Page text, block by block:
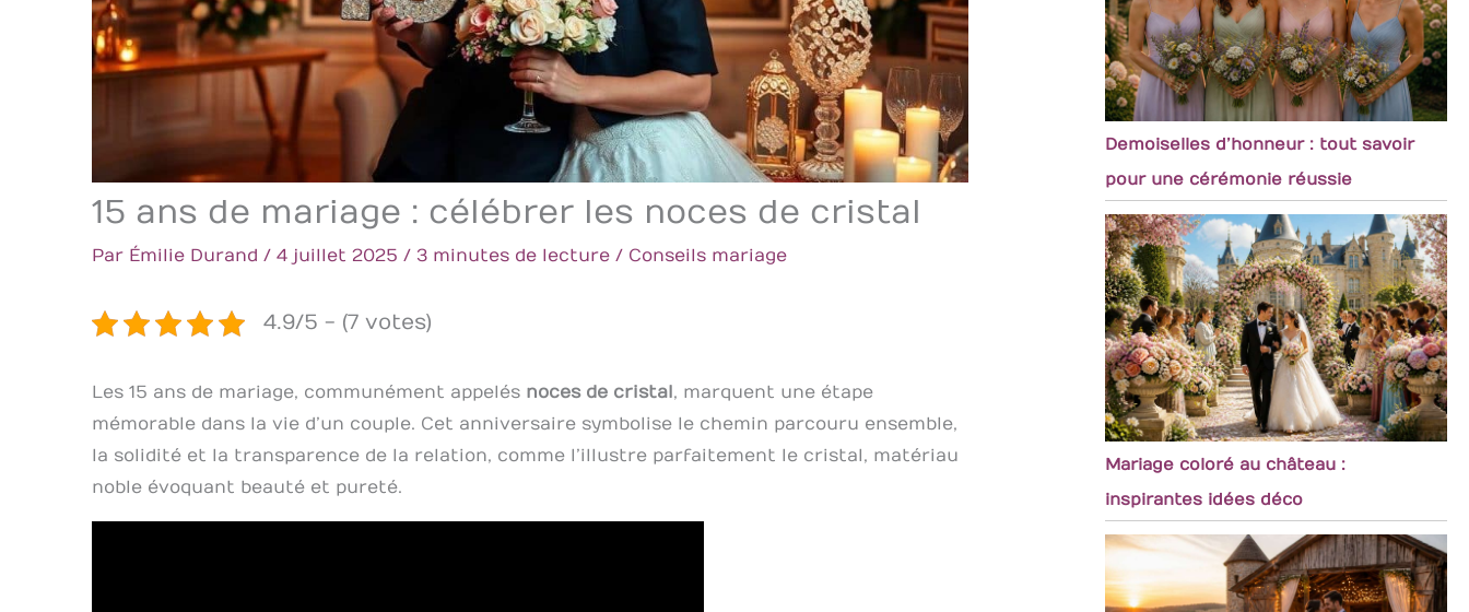
15 ans de mariage : célébrer les noces de cristal
Par Émilie Durand / 4 juillet 2025 / 3 minutes de lecture / Conseils mariage
4.9/5 - (7 votes)
Les 15 ans de mariage, communément appelés noces de cristal , marquent une étape
mémorable dans la vie d’un couple. Cet anniversaire symbolise le chemin parcouru ensemble,
la solidité et la transparence de la relation, comme l’illustre parfaitement le cristal, matériau
noble évoquant beauté et pureté.
Demoiselles d’honneur : tout savoir
pour une cérémonie réussie
Mariage coloré au château :
inspirantes idées déco